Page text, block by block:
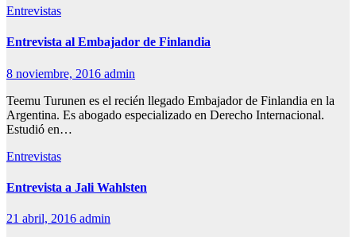
Entrevistas
Entrevista al Embajador de Finlandia
8 noviembre, 2016 admin
Teemu Turunen es el recién llegado Embajador de Finlandia en la
Argentina. Es abogado especializado en Derecho Internacional.
Estudió en…
Entrevistas
Entrevista a Jali Wahlsten
21 abril, 2016 admin